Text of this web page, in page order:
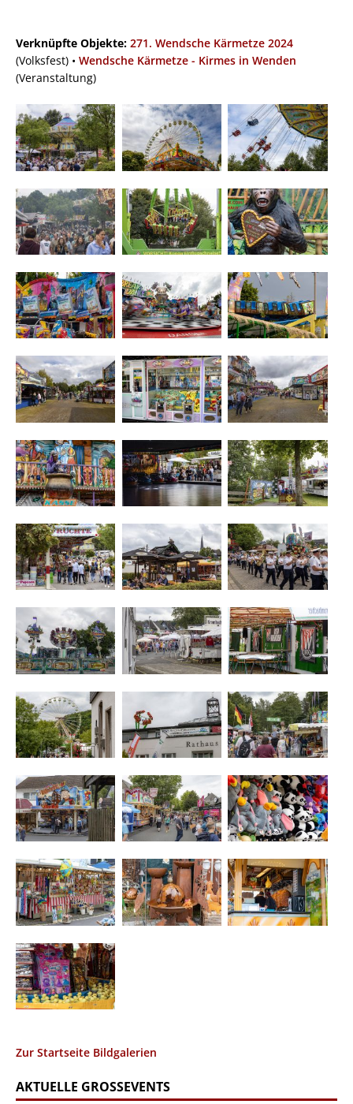
Verknüpfte Objekte: 271. Wendsche Kärmetze 2024
(Volksfest) • Wendsche Kärmetze - Kirmes in Wenden
(Veranstaltung)
Zur Startseite Bildgalerien
AKTUELLE GROSSEVENTS